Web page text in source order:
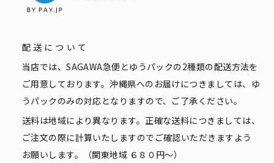
配送について
当店では、SAGAWA急便とゆうパックの2種類の配送方法を
ご用意しております。沖縄県へのお届けにつきましては、ゆ
うパックのみの対応となりますので、ご了承ください。
送料は地域により異なります。正確な送料につきましては、
ご注文の際に計算いたしますのでご確認いただきますよう
お願いします。（関東地域 ６８０円〜）